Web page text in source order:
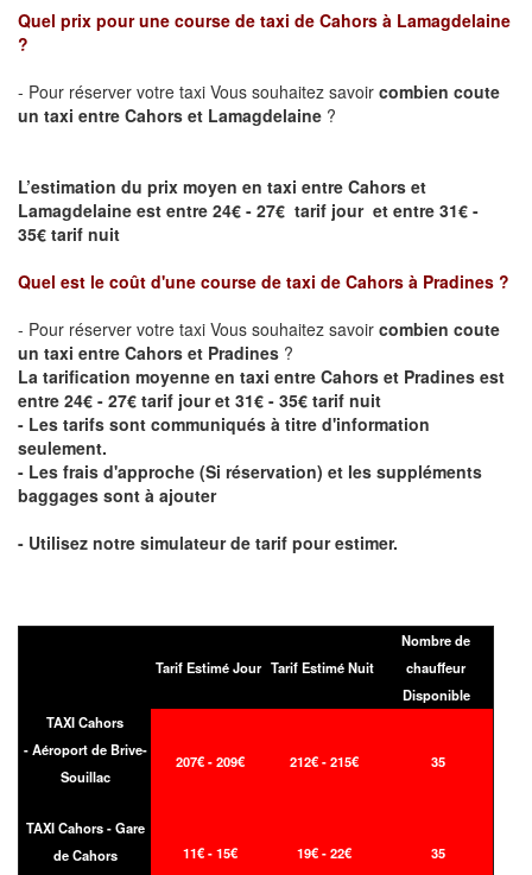
Quel prix pour une course de taxi de Cahors à Lamagdelaine
?
- Pour réserver votre taxi Vous souhaitez savoir combien coute
un taxi entre Cahors et Lamagdelaine ?
L’estimation du prix moyen en taxi entre Cahors et
Lamagdelaine est entre 24€ - 27€ tarif jour et entre 31€ -
35€ tarif nuit
Quel est le coût d'une course de taxi de Cahors à Pradines ?
- Pour réserver votre taxi Vous souhaitez savoir combien coute
un taxi entre Cahors et Pradines ?
La tarification moyenne en taxi entre Cahors et Pradines est
entre 24€ - 27€ tarif jour et 31€ - 35€ tarif nuit
- Les tarifs sont communiqués à titre d'information
seulement.
- Les frais d'approche (Si réservation) et les suppléments
baggages sont à ajouter
- Utilisez notre simulateur de tarif pour estimer.
Tarif Estimé Jour Tarif Estimé Nuit
Nombre de
chauffeur
Disponible
TAXI Cahors
- Aéroport de Brive-
Souillac
207€ - 209€ 212€ - 215€ 35
TAXI Cahors - Gare
de Cahors
11€ - 15€ 19€ - 22€ 35